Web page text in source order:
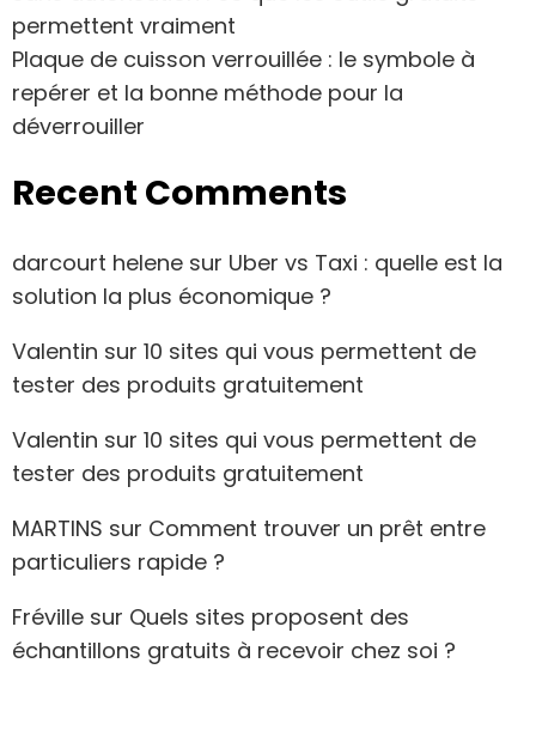
permettent vraiment
Plaque de cuisson verrouillée : le symbole à
repérer et la bonne méthode pour la
déverrouiller
Recent Comments
darcourt helene sur Uber vs Taxi : quelle est la
solution la plus économique ?
Valentin sur 10 sites qui vous permettent de
tester des produits gratuitement
Valentin sur 10 sites qui vous permettent de
tester des produits gratuitement
MARTINS sur Comment trouver un prêt entre
particuliers rapide ?
Fréville sur Quels sites proposent des
échantillons gratuits à recevoir chez soi ?